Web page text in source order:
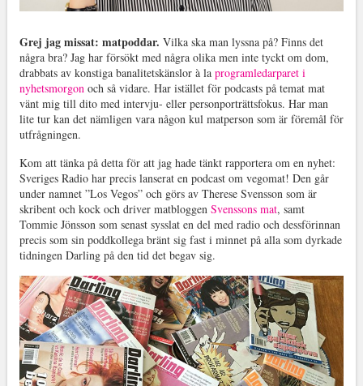
Grej jag missat: matpoddar. Vilka ska man lyssna på? Finns det
några bra? Jag har försökt med några olika men inte tyckt om dom,
drabbats av konstiga banalitetskänslor à la programledarparet i
nyhetsmorgonoch så vidare. Har istället för podcasts på temat mat
vänt mig till dito med intervju- eller personporträttsfokus. Har man
lite tur kan det nämligen vara någon kul matperson som är föremål för
utfrågningen.
Kom att tänka på detta för att jag hade tänkt rapportera om en nyhet:
Sveriges Radio har precis lanserat en podcast om vegomat! Den går
under namnet ”Los Vegos” och görs av Therese Svensson som är
skribent och kock och driver matbloggen Svenssons mat, samt
Tommie Jönsson som senast sysslat en del med radio och dessförinnan
precis som sin poddkollega bränt sig fast i minnet på alla som dyrkade
tidningen Darling på den tid det begav sig.